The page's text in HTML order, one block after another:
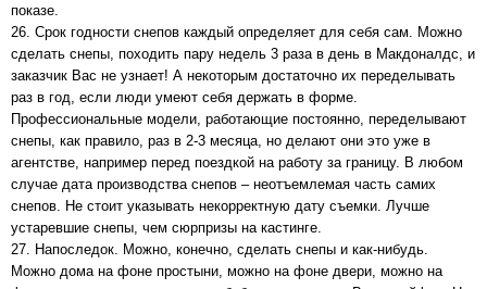
показе.
26. Срок годности снепов каждый определяет для себя сам. Можно
сделать снепы, походить пару недель 3 раза в день в Макдоналдс, и
заказчик Вас не узнает! А некоторым достаточно их переделывать
раз в год, если люди умеют себя держать в форме.
Профессиональные модели, работающие постоянно, переделывают
снепы, как правило, раз в 2-3 месяца, но делают они это уже в
агентстве, например перед поездкой на работу за границу. В любом
случае дата производства снепов – неотъемлемая часть самих
снепов. Не стоит указывать некорректную дату съемки. Лучше
устаревшие снепы, чем сюрпризы на кастинге.
27. Напоследок. Можно, конечно, сделать снепы и как-нибудь.
Можно дома на фоне простыни, можно на фоне двери, можно на